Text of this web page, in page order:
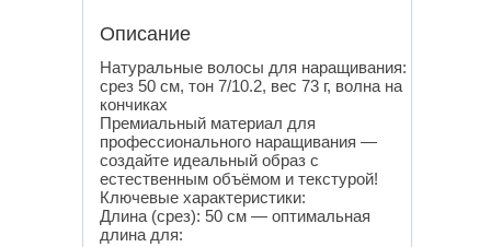
Описание
Натуральные волосы для наращивания:
срез 50 см, тон 7/10.2, вес 73 г, волна на
кончиках
Премиальный материал для
профессионального наращивания —
создайте идеальный образ с
естественным объёмом и текстурой!
Ключевые характеристики:
Длина (срез): 50 см — оптимальная
длина для: